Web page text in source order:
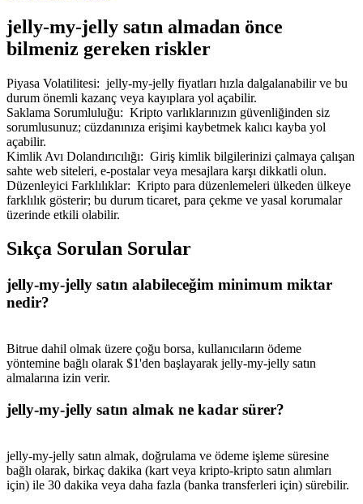
jelly-my-jelly satın almadan önce
bilmeniz gereken riskler
Piyasa Volatilitesi: jelly-my-jelly fiyatları hızla dalgalanabilir ve bu
durum önemli kazanç veya kayıplara yol açabilir.
Saklama Sorumluluğu: Kripto varlıklarınızın güvenliğinden siz
sorumlusunuz; cüzdanınıza erişimi kaybetmek kalıcı kayba yol
açabilir.
Kimlik Avı Dolandırıcılığı: Giriş kimlik bilgilerinizi çalmaya çalışan
sahte web siteleri, e-postalar veya mesajlara karşı dikkatli olun.
Düzenleyici Farklılıklar: Kripto para düzenlemeleri ülkeden ülkeye
farklılık gösterir; bu durum ticaret, para çekme ve yasal korumalar
üzerinde etkili olabilir.
Sıkça Sorulan Sorular
jelly-my-jelly satın alabileceğim minimum miktar
nedir?
Bitrue dahil olmak üzere çoğu borsa, kullanıcıların ödeme
yöntemine bağlı olarak $1'den başlayarak jelly-my-jelly satın
almalarına izin verir.
jelly-my-jelly satın almak ne kadar sürer?
jelly-my-jelly satın almak, doğrulama ve ödeme işleme süresine
bağlı olarak, birkaç dakika (kart veya kripto-kripto satın alımları
için) ile 30 dakika veya daha fazla (banka transferleri için) sürebilir.